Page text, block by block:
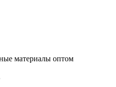
материалы оптом